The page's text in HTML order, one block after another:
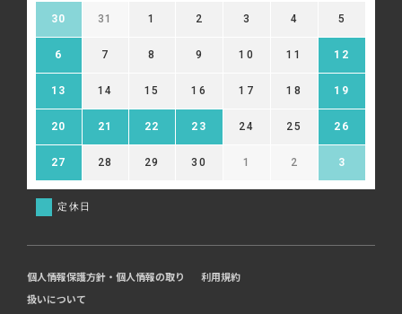
30 31 1 2 3 4 5
6 7 8 9 10 11 12
13 14 15 16 17 18 19
20 21 22 23 24 25 26
27 28 29 30 1 2 3
定休日
個人情報保護方針・個人情報の取り
扱いについて
利用規約